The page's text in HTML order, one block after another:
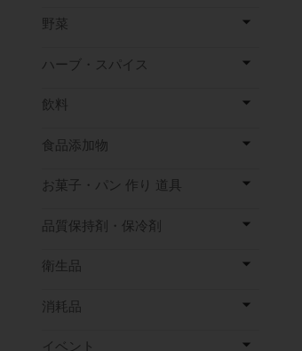
野菜
ハーブ・スパイス
飲料
食品添加物
お菓子・パン 作り 道具
品質保持剤・保冷剤
衛生品
消耗品
イベント